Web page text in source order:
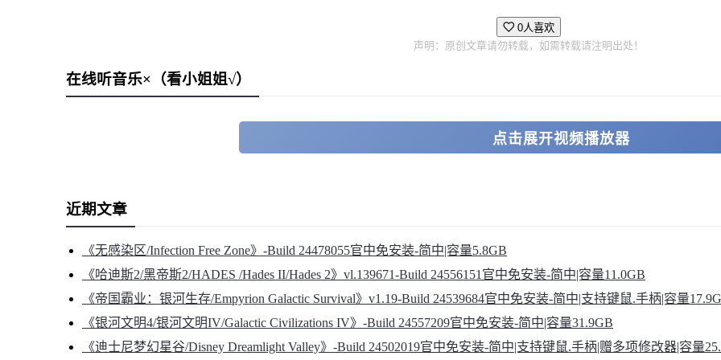
0人喜欢
声明：原创文章请勿转载，如需转载请注明出处！
在线听音乐×（看小姐姐√）
点击展开视频播放器
近期文章
《无感染区/Infection Free Zone》-Build 24478055官中免安装-简中|容量5.8GB
《哈迪斯2/黑帝斯2/HADES /Hades II/Hades 2》vl.139671-Build 24556151官中免安装-简中|容量11.0GB
《帝国霸业：银河生存/Empyrion Galactic Survival》v1.19-Build 24539684官中免安装-简中|支持键鼠.手柄|容量
《银河文明4/银河文明IV/Galactic Civilizations IV》-Build 24557209官中免安装-简中|容量31.9GB
《迪士尼梦幻星谷/Disney Dreamlight Valley》-Build 24502019官中免安装-简中|支持键鼠.手柄|赠多项修改器|容量